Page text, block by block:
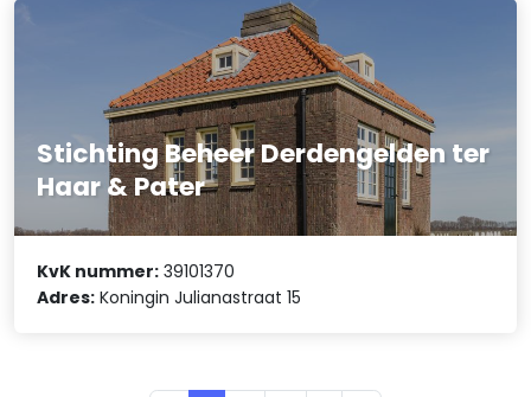
Stichting Beheer Derdengelden ter
Haar & Pater
KvK nummer: 39101370
Adres: Koningin Julianastraat 15